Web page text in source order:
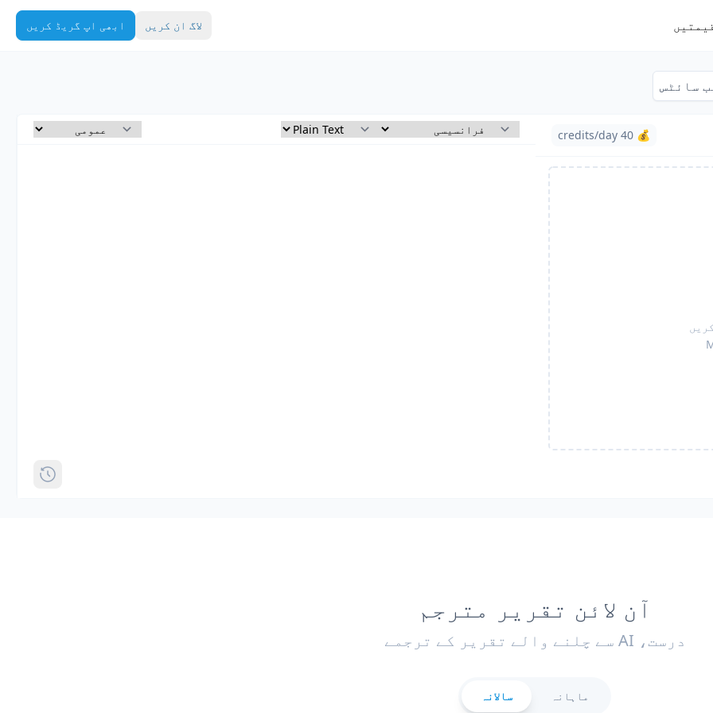
لاگ ان کریں ابھی اپ گریڈ کریں
سائٹس
💰 40 credits/day
آن لائن تقریر مترجم
درست، AI سے چلنے والے تقریر کے ترجمے
ماہانہ سالانہ